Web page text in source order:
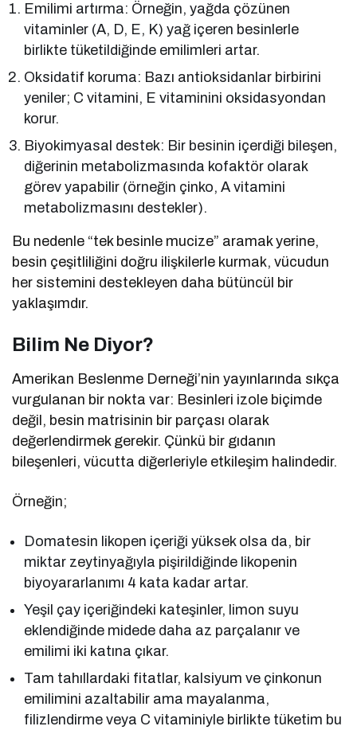
Emilimi artırma: Örneğin, yağda çözünen
vitaminler (A, D, E, K) yağ içeren besinlerle
birlikte tüketildiğinde emilimleri artar.
Oksidatif koruma: Bazı antioksidanlar birbirini
yeniler; C vitamini, E vitaminini oksidasyondan
korur.
Biyokimyasal destek: Bir besinin içerdiği bileşen,
diğerinin metabolizmasında kofaktör olarak
görev yapabilir (örneğin çinko, A vitamini
metabolizmasını destekler).
Bu nedenle “tek besinle mucize” aramak yerine,
besin çeşitliliğini doğru ilişkilerle kurmak, vücudun
her sistemini destekleyen daha bütüncül bir
yaklaşımdır.
Bilim Ne Diyor?
Amerikan Beslenme Derneği’nin yayınlarında sıkça
vurgulanan bir nokta var: Besinleri izole biçimde
değil, besin matrisinin bir parçası olarak
değerlendirmek gerekir. Çünkü bir gıdanın
bileşenleri, vücutta diğerleriyle etkileşim halindedir.
Örneğin;
Domatesin likopen içeriği yüksek olsa da, bir
miktar zeytinyağıyla pişirildiğinde likopenin
biyoyararlanımı 4 kata kadar artar.
Yeşil çay içeriğindeki kateşinler, limon suyu
eklendiğinde midede daha az parçalanır ve
emilimi iki katına çıkar.
Tam tahıllardaki fitatlar, kalsiyum ve çinkonun
emilimini azaltabilir ama mayalanma,
filizlendirme veya C vitaminiyle birlikte tüketim bu